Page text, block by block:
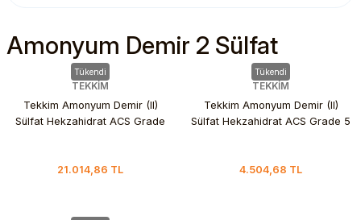
Amonyum Demir 2 Sülfat
Tükendi
TEKKİM
Tekkim Amonyum Demir (II)
Sülfat Hekzahidrat ACS Grade
21.014,86 TL
Tükendi
TEKKİM
Tekkim Amonyum Demir (II)
Sülfat Hekzahidrat ACS Grade 5
4.504,68 TL